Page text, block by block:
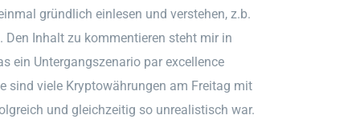
gründlich einlesen und verstehen, z.b.
Inhalt zu kommentieren steht mir in
ein Untergangszenario par excellence
sind viele Kryptowährungen am Freitag mit
und gleichzeitig so unrealistisch war.